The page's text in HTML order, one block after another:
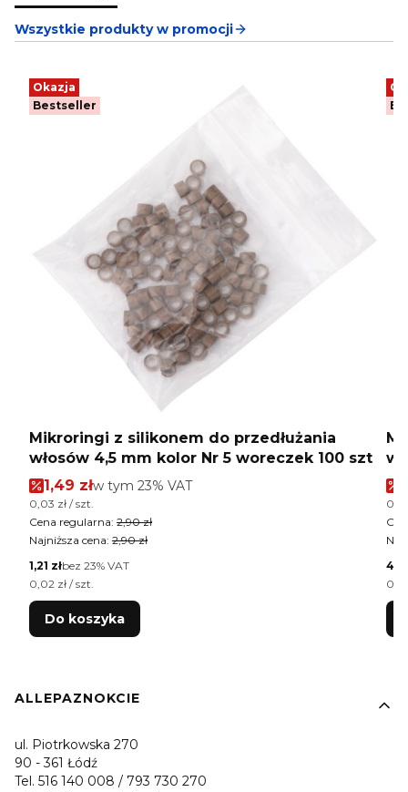
Wszystkie produkty w promocji
Okazja
Bestseller
Mikroringi z silikonem do przedłużania
włosów 4,5 mm kolor Nr 5 woreczek 100 szt
Cena promocyjna brutto
1,49 złw tym %s VAT
w tym 23% VAT
Cena jednostkowa brutto
0,03 zł / szt.
Cena regularna: 2,90 zł
Najniższa cena: 2,90 zł
Cena netto
1,21 złbez 23% VAT
Cena jednostkowa netto
0,02 zł / szt.
Do koszyka
Linki w stopce
ALLEPAZNOKCIE
ul. Piotrkowska 270
90 - 361 Łódź
Tel. 516 140 008 / 793 730 270